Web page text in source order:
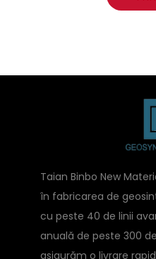
Taian Binbo New
în fabricarea de
cu peste 40 de linii
anuală de peste 300
asigurăm o livrare